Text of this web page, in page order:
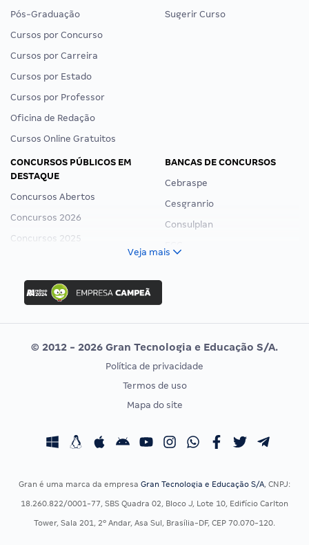
Pós-Graduação
Cursos por Concurso
Cursos por Carreira
Cursos por Estado
Cursos por Professor
Oficina de Redação
Cursos Online Gratuitos
Sugerir Curso
CONCURSOS PÚBLICOS EM
DESTAQUE
Concursos Abertos
Concursos 2026
Concursos 2025
Concurso Ibama
Concurso MPU
Editais publicados
BANCAS DE CONCURSOS
Cebraspe
Cesgranrio
Consulplan
Vunesp
CONCURSOS POR PROFISSÃO
Concursos Fiscais
Concursos Saúde
EXAME DE ORDEM
Calendário OAB
Veja mais
© 2012 - 2026 Gran Tecnologia e Educação S/A.
Política de privacidade
Termos de uso
Mapa do site
Gran é uma marca da empresa Gran Tecnologia e Educação S/A, CNPJ:
18.260.822/0001-77, SBS Quadra 02, Bloco J, Lote 10, Edifício Carlton
Tower, Sala 201, 2º Andar, Asa Sul, Brasília-DF, CEP 70.070-120.